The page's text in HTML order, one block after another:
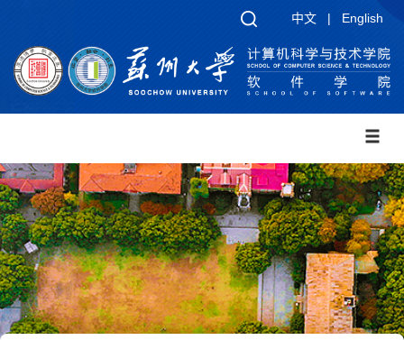
中文 | English